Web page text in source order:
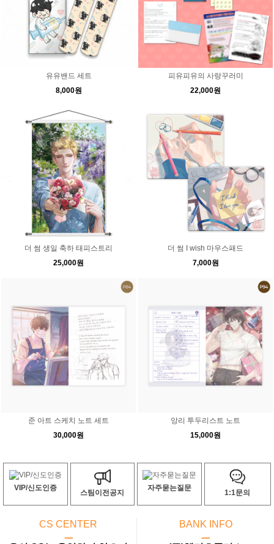
유유밴드 세트
8,000원
피유피유의 사랑꾸러미
22,000원
더 썸 생일 축하 태피스트리
25,000원
더 썸 I wish 마우스패드
7,000원
준 아트 스케치 노트 세트
30,000원
앙리 투두리스트 노트
15,000원
VIP/신도인증
스팀이전공지
자주묻는질문
1:1문의
CS CENTER
ㅡ
BANK INFO
ㅡ